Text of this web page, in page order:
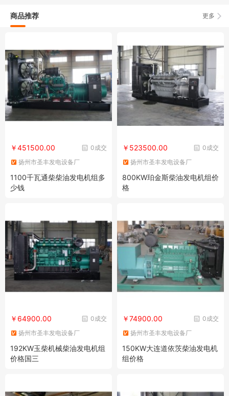
更多
商品推荐
0成交
￥451500.00
扬州市圣丰发电设备厂
1100千瓦通柴柴油发电机组多
少钱
0成交
￥523500.00
扬州市圣丰发电设备厂
800KW珀金斯柴油发电机组价
格
0成交
￥64900.00
扬州市圣丰发电设备厂
192KW玉柴机械柴油发电机组
价格国三
0成交
￥74900.00
扬州市圣丰发电设备厂
150KW大连道依茨柴油发电机
组价格